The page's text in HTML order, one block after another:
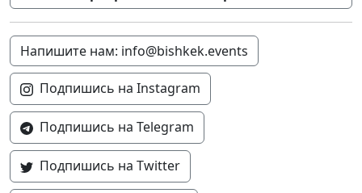
Напишите нам: info@bishkek.events
Подпишись на Instagram
Подпишись на Telegram
Подпишись на Twitter